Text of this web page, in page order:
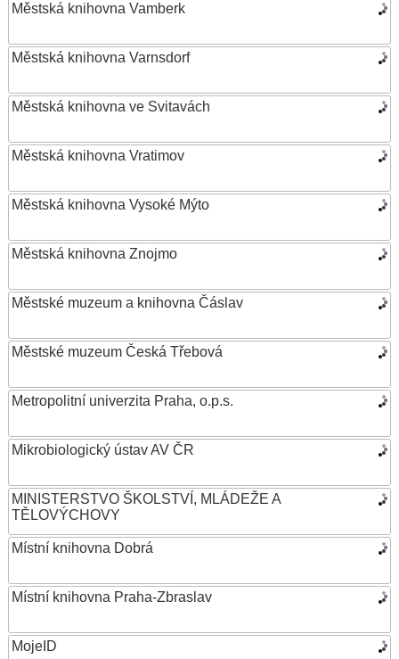
Městská knihovna Vamberk
Městská knihovna Varnsdorf
Městská knihovna ve Svitavách
Městská knihovna Vratimov
Městská knihovna Vysoké Mýto
Městská knihovna Znojmo
Městské muzeum a knihovna Čáslav
Městské muzeum Česká Třebová
Metropolitní univerzita Praha, o.p.s.
Mikrobiologický ústav AV ČR
MINISTERSTVO ŠKOLSTVÍ, MLÁDEŽE A
TĚLOVÝCHOVY
Místní knihovna Dobrá
Místní knihovna Praha-Zbraslav
MojeID